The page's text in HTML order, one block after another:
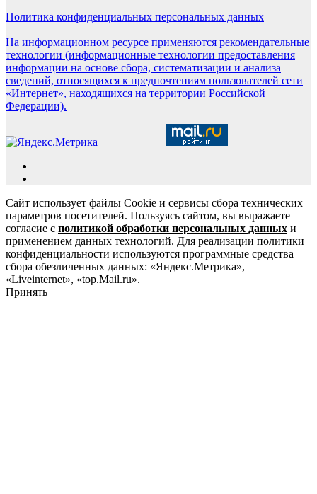
Политика конфиденциальных персональных данных
На информационном ресурсе применяются рекомендательные
технологии (информационные технологии предоставления
информации на основе сбора, систематизации и анализа
сведений, относящихся к предпочтениям пользователей сети
«Интернет», находящихся на территории Российской
Федерации).
Сайт использует файлы Cookie и сервисы сбора технических
параметров посетителей. Пользуясь сайтом, вы выражаете
согласие с политикой обработки персональных данных и
применением данных технологий. Для реализации политики
конфиденциальности используются программные средства
сбора обезличенных данных: «Яндекс.Метрика»,
«Liveinternet», «top.Mail.ru».
Принять